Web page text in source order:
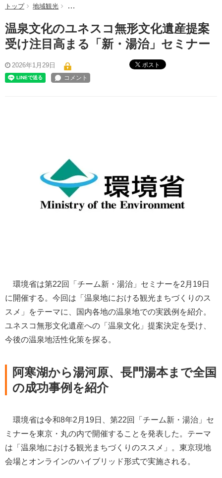
トップ 地域観光 温泉文化のユネスコ無形文化遺産提案受け注目高ま
温泉文化のユネスコ無形文化遺産提案
受け注目高まる「新・湯治」セミナー
2026年1月29日 ポスト
環境省は第22回「チーム新・湯治」セミナーを2月19日
に開催する。今回は「温泉地における観光まちづくりのス
スメ」をテーマに、国内各地の温泉地での実践例を紹介。
ユネスコ無形文化遺産への「温泉文化」提案決定を受け、
今後の温泉地活性化策を探る。
阿寒湖から湯河原、長門湯本まで全国
の成功事例を紹介
環境省は令和8年2月19日、第22回「チーム新・湯治」セ
ミナーを東京・丸の内で開催することを発表した。テーマ
は「温泉地における観光まちづくりのススメ」。東京現地
会場とオンラインのハイブリッド形式で実施される。